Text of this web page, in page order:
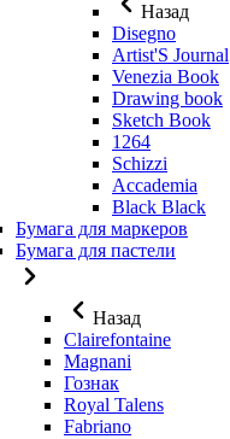
Назад
Disegno
Artist'S Journal
Venezia Book
Drawing book
Sketch Book
1264
Schizzi
Accademia
Black Black
Бумага для маркеров
Бумага для пастели
Назад
Clairefontaine
Magnani
Гознак
Royal Talens
Fabriano